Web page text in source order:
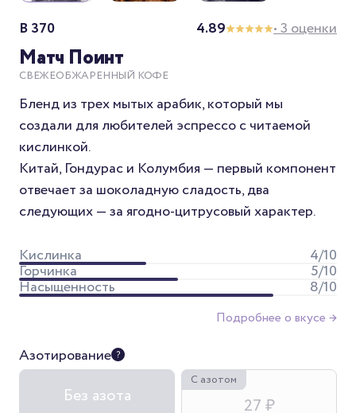
Матч Поинт
СВЕЖЕОБЖАРЕННЫЙ КОФЕ
B 370 4.89 • 3 оценки
Бленд из трех мытых арабик, который мы
создали для любителей эспрессо с читаемой
кислинкой.
Китай, Гондурас и Колумбия — первый компонент
отвечает за шоколадную сладость, два
следующих — за ягодно-цитрусовый характер.
Кислинка 4/10
Горчинка 5/10
Насыщенность 8/10
Подробнее о вкусе →
Азотирование
Без азота
С азотом
27 ₽